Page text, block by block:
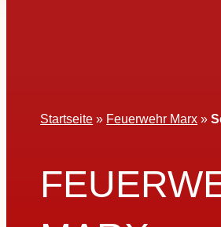
Startseite » Feuerwehr Marx »